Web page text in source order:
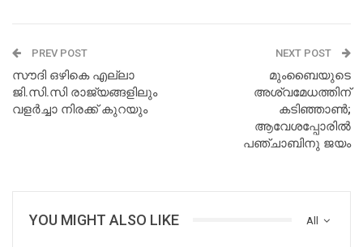
PREV POST
സൗദി ഒഴികെ എല്ലാ
ജി.സി.സി രാജ്യങ്ങളിലും
വളര്‍ച്ചാ നിരക്ക് കുറയും
NEXT POST
മുംബൈയുടെ
അശ്വമേധത്തിന്
കടിഞ്ഞാൺ;
ആവേശപ്പോരിൽ
പഞ്ചാബിനു ജയം
All
YOU MIGHT ALSO LIKE